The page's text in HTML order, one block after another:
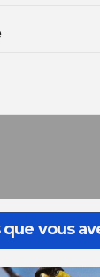
que vous